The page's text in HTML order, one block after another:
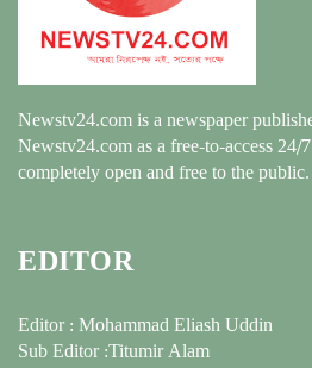
Newstv24.com is a newspaper
Newstv24.com as a free-to-access 24/
completely open and free to the public.
EDITOR
Editor : Mohammad Eliash Uddin
Sub Editor :Titumir Alam